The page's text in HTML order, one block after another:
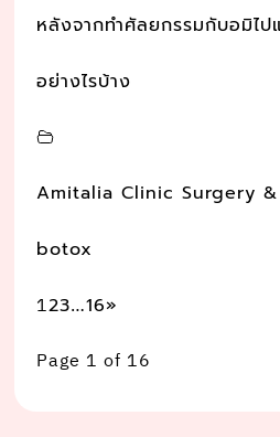
หลังจากทำศัลยกรรมกับอมิไป
อย่างไรบ้าง
Amitalia Clinic Surgery
botox
123…16»
Page 1 of 16